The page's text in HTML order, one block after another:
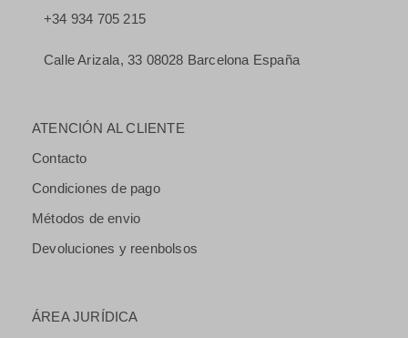
+34 934 705 215
Calle Arizala, 33 08028 Barcelona España
ATENCIÓN AL CLIENTE
Contacto
Condiciones de pago
Métodos de envio
Devoluciones y reenbolsos
ÁREA JURÍDICA